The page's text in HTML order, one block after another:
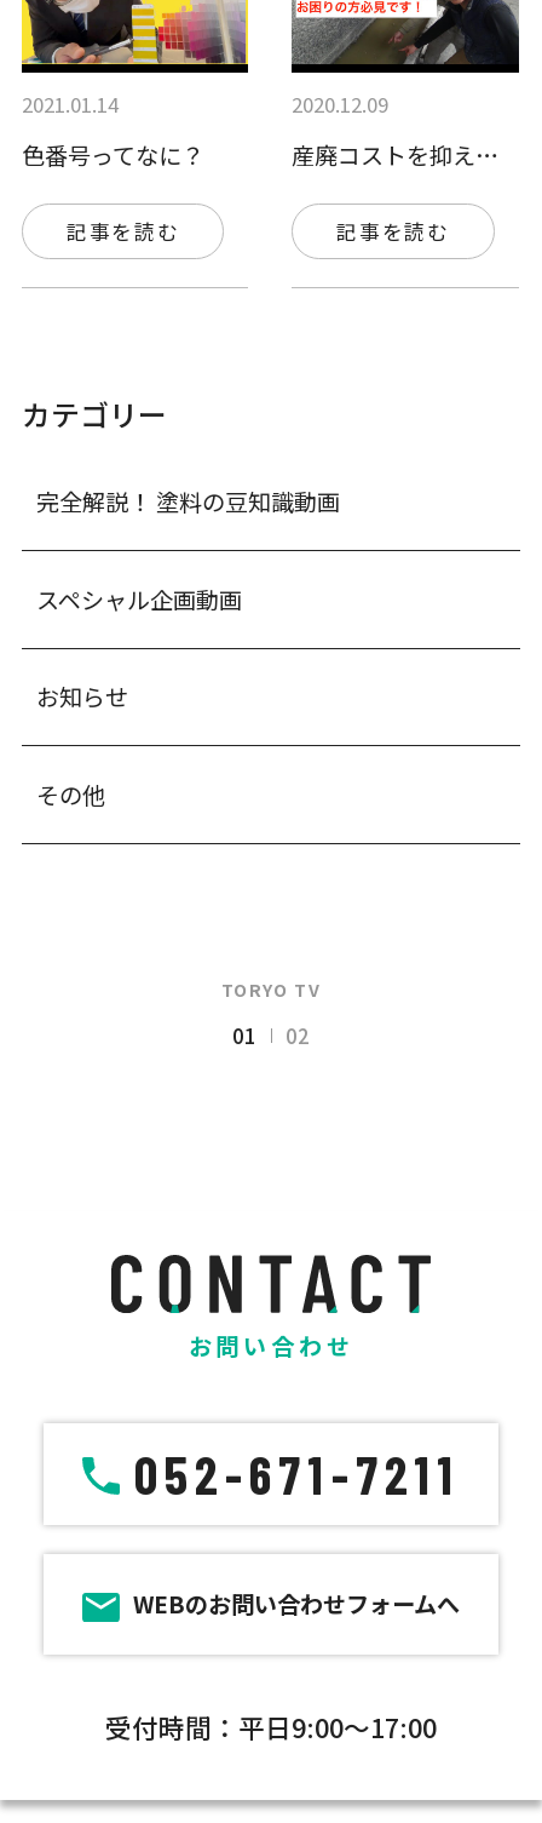
2021.01.14
色番号ってなに？
記事を読む
2020.12.09
産廃コストを抑えられる！凝集剤
記事を読む
カテゴリー
完全解説！ 塗料の豆知識動画
スペシャル企画動画
お知らせ
その他
TORYO TV
01 02
お問い合わせ
052-671-7211
WEBのお問い合わせフォームへ
受付時間：平日9:00～17:00